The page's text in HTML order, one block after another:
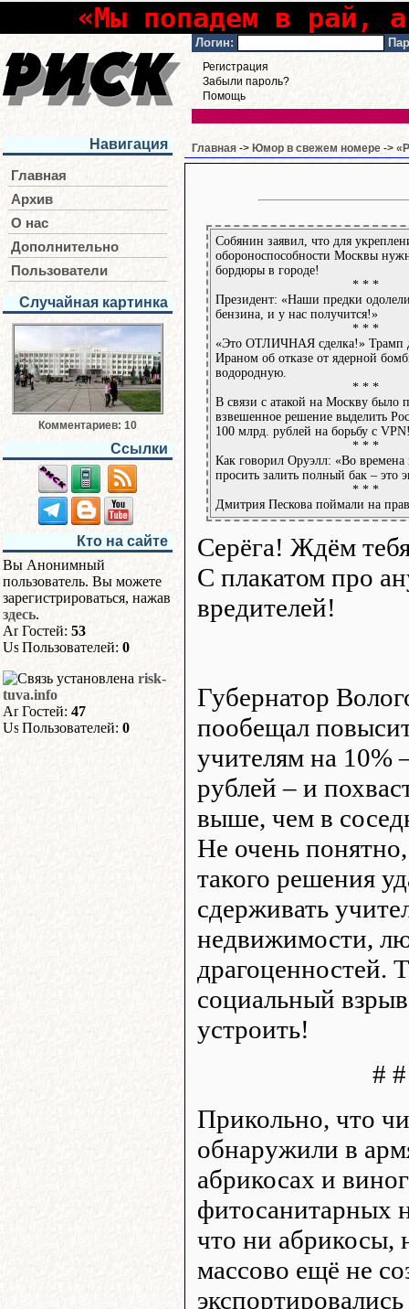
«Мы попадем в рай,
Логин:
Регистрация
Забыли пароль?
Помощь
Навигация
Главная
Архив
О нас
Дополнительно
Пользователи
Случайная картинка
Комментариев: 10
Ссылки
Кто на сайте
Вы Анонимный
пользователь. Вы можете
зарегистрироваться, нажав
здесь.
Гостей: 53
Пользователей: 0
risk-
tuva.info
Гостей: 47
Пользователей: 0
Главная -> Юмор в свежем номере ->
Собянин заявил, что для
обороноспособности Москвы
бордюры в городе!
* * *
Президент: «Наши предки
бензина, и у нас получится!»
* * *
«Это ОТЛИЧНАЯ сделка!» Трамп
Ираном об отказе от ядерной
водородную.
* * *
В связи с атакой на Москву было
взвешенное решение выделить
100 млрд. рублей на борьбу с
* * *
Как говорил Оруэлл: «Во
просить залить полный бак – это
* * *
Дмитрия Пескова поймали на
Серёга! Ждём
С плакатом про
вредителей!
Губернатор
пообещал
учителям на 10%
рублей – и
выше, чем в
Не очень
такого решения
сдерживать
недвижимости,
драгоценностей.
социальный
устроить!
#
Прикольно, что
обнаружили в
абрикосах и
фитосанитарных
что ни абрикосы,
массово ещё не